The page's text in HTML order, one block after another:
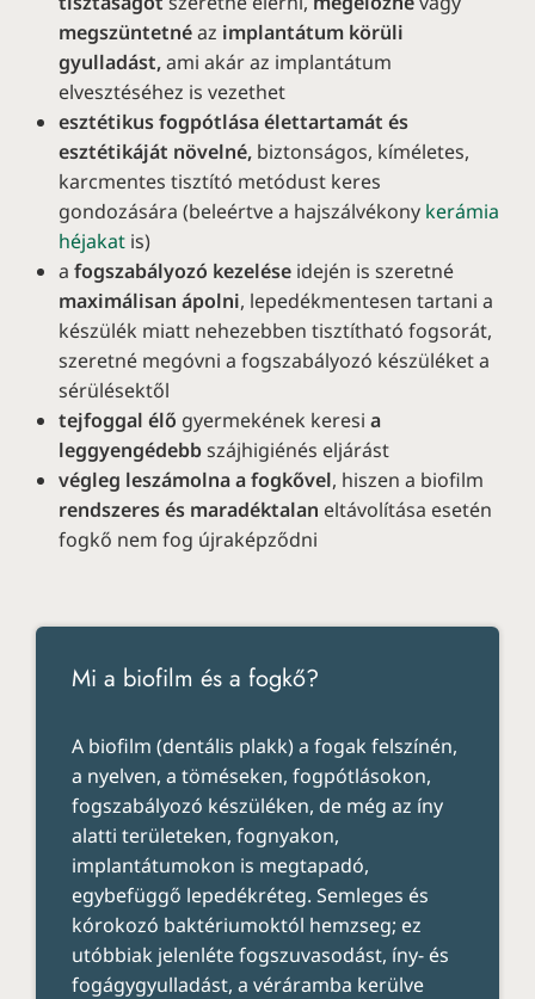
megszüntetnéaz implantátum körüli
gyulladást,ami akár az implantátum
elvesztéséhez is vezethet
esztétikus fogpótlása élettartamát és
esztétikáját növelné, biztonságos, kíméletes,
karcmentes tisztító metódust keres
gondozására (beleértve a hajszálvékony kerámia
héjakatis)
a fogszabályozó kezelése idején is szeretné
maximálisan ápolni, lepedékmentesen tartani a
készülék miatt nehezebben tisztítható fogsorát,
szeretné megóvni a fogszabályozó készüléket a
sérülésektől
tejfoggal élő gyermekének keresi a
leggyengédebbszájhigiénés eljárást
végleg leszámolna a fogkővel, hiszen a biofilm
rendszeres és maradéktalan eltávolítása esetén
fogkő nem fog újraképződni
Mi a biofilm és a fogkő?
A biofilm (dentális plakk) a fogak felszínén,
a nyelven, a töméseken, fogpótlásokon,
fogszabályozó készüléken, de még az íny
alatti területeken, fognyakon,
implantátumokon is megtapadó,
egybefüggő lepedékréteg. Semleges és
kórokozó baktériumoktól hemzseg; ez
utóbbiak jelenléte fogszuvasodást, íny- és
fogágygyulladást, a véráramba kerülve